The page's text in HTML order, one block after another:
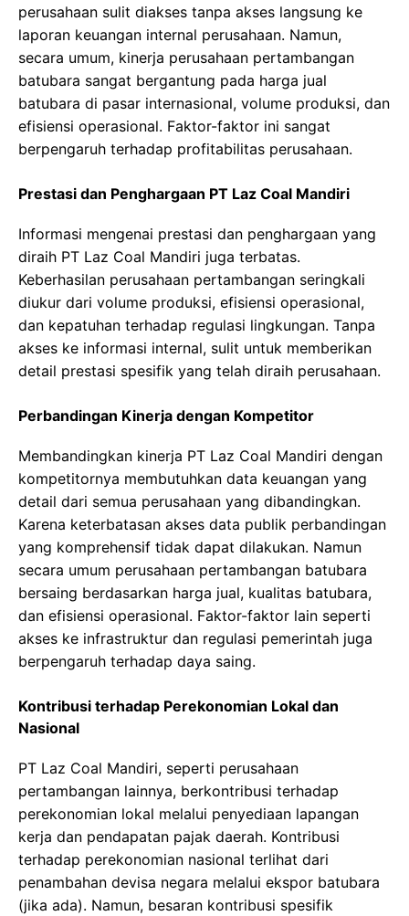
perusahaan sulit diakses tanpa akses langsung ke
laporan keuangan internal perusahaan. Namun,
secara umum, kinerja perusahaan pertambangan
batubara sangat bergantung pada harga jual
batubara di pasar internasional, volume produksi, dan
efisiensi operasional. Faktor-faktor ini sangat
berpengaruh terhadap profitabilitas perusahaan.
Prestasi dan Penghargaan PT Laz Coal Mandiri
Informasi mengenai prestasi dan penghargaan yang
diraih PT Laz Coal Mandiri juga terbatas.
Keberhasilan perusahaan pertambangan seringkali
diukur dari volume produksi, efisiensi operasional,
dan kepatuhan terhadap regulasi lingkungan. Tanpa
akses ke informasi internal, sulit untuk memberikan
detail prestasi spesifik yang telah diraih perusahaan.
Perbandingan Kinerja dengan Kompetitor
Membandingkan kinerja PT Laz Coal Mandiri dengan
kompetitornya membutuhkan data keuangan yang
detail dari semua perusahaan yang dibandingkan.
Karena keterbatasan akses data publik perbandingan
yang komprehensif tidak dapat dilakukan. Namun
secara umum perusahaan pertambangan batubara
bersaing berdasarkan harga jual, kualitas batubara,
dan efisiensi operasional. Faktor-faktor lain seperti
akses ke infrastruktur dan regulasi pemerintah juga
berpengaruh terhadap daya saing.
Kontribusi terhadap Perekonomian Lokal dan
Nasional
PT Laz Coal Mandiri, seperti perusahaan
pertambangan lainnya, berkontribusi terhadap
perekonomian lokal melalui penyediaan lapangan
kerja dan pendapatan pajak daerah. Kontribusi
terhadap perekonomian nasional terlihat dari
penambahan devisa negara melalui ekspor batubara
(jika ada). Namun, besaran kontribusi spesifik